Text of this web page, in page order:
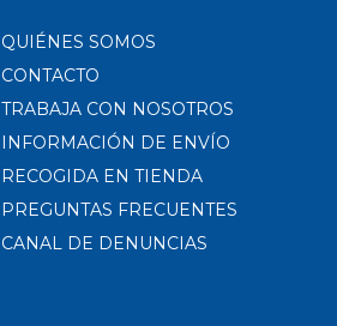
QUIÉNES SOMOS
CONTACTO
TRABAJA CON NOSOTROS
INFORMACIÓN DE ENVÍO
RECOGIDA EN TIENDA
PREGUNTAS FRECUENTES
CANAL DE DENUNCIAS